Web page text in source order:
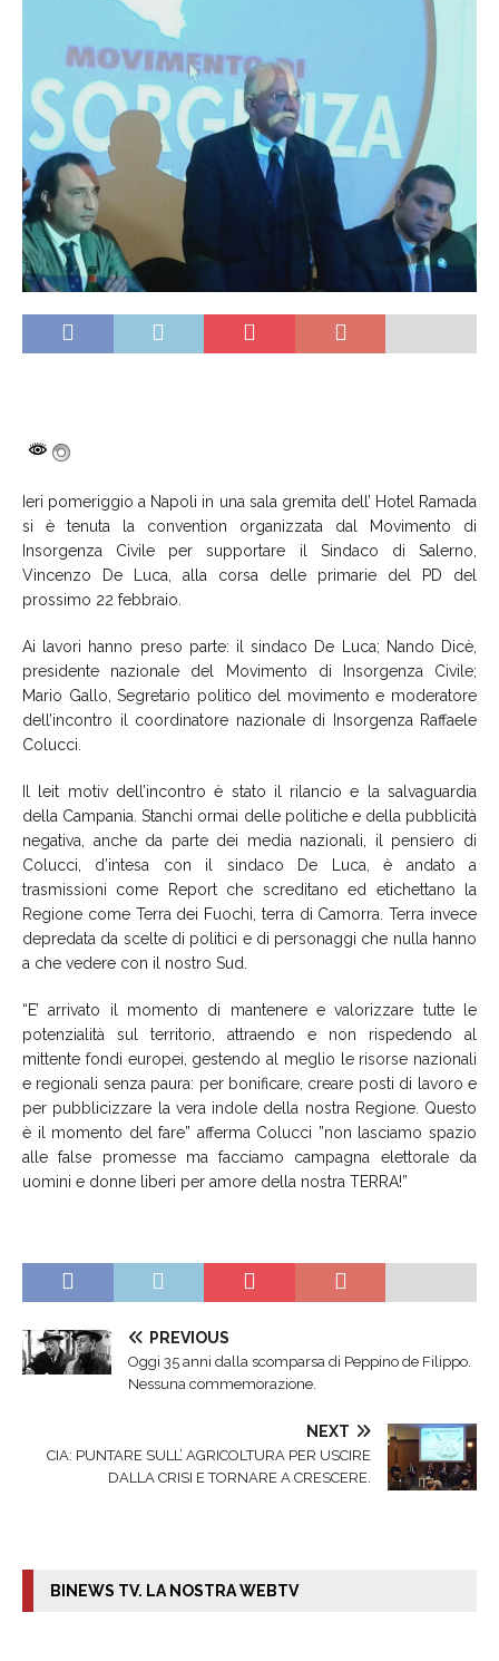
Ieri pomeriggio a Napoli in una sala gremita dell’ Hotel Ramada
si è tenuta la convention organizzata dal Movimento di
Insorgenza Civile per supportare il Sindaco di Salerno,
Vincenzo De Luca, alla corsa delle primarie del PD del
prossimo 22 febbraio.
Ai lavori hanno preso parte: il sindaco De Luca; Nando Dicè,
presidente nazionale del Movimento di Insorgenza Civile;
Mario Gallo, Segretario politico del movimento e moderatore
dell’incontro il coordinatore nazionale di Insorgenza Raffaele
Colucci.
Il leit motiv dell’incontro è stato il rilancio e la salvaguardia
della Campania. Stanchi ormai delle politiche e della pubblicità
negativa, anche da parte dei media nazionali, il pensiero di
Colucci, d’intesa con il sindaco De Luca, è andato a
trasmissioni come Report che screditano ed etichettano la
Regione come Terra dei Fuochi, terra di Camorra. Terra invece
depredata da scelte di politici e di personaggi che nulla hanno
a che vedere con il nostro Sud.
“E’ arrivato il momento di mantenere e valorizzare tutte le
potenzialità sul territorio, attraendo e non rispedendo al
mittente fondi europei, gestendo al meglio le risorse nazionali
e regionali senza paura: per bonificare, creare posti di lavoro e
per pubblicizzare la vera indole della nostra Regione. Questo
è il momento del fare” afferma Colucci ”non lasciamo spazio
alle false promesse ma facciamo campagna elettorale da
uomini e donne liberi per amore della nostra TERRA!”
PREVIOUS
Oggi 35 anni dalla scomparsa di Peppino de Filippo.
Nessuna commemorazione.
NEXT
CIA: PUNTARE SULL’ AGRICOLTURA PER USCIRE
DALLA CRISI E TORNARE A CRESCERE.
BINEWS TV. LA NOSTRA WEBTV